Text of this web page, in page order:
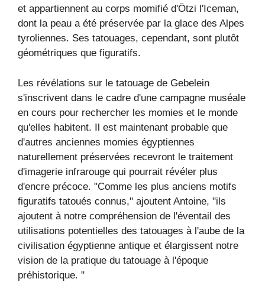
et appartiennent au corps momifié d'Ötzi l'Iceman,
dont la peau a été préservée par la glace des Alpes
tyroliennes. Ses tatouages, cependant, sont plutôt
géométriques que figuratifs.
Les révélations sur le tatouage de Gebelein
s'inscrivent dans le cadre d'une campagne muséale
en cours pour rechercher les momies et le monde
qu'elles habitent. Il est maintenant probable que
d'autres anciennes momies égyptiennes
naturellement préservées recevront le traitement
d'imagerie infrarouge qui pourrait révéler plus
d'encre précoce. "Comme les plus anciens motifs
figuratifs tatoués connus," ajoutent Antoine, "ils
ajoutent à notre compréhension de l'éventail des
utilisations potentielles des tatouages ​​à l'aube de la
civilisation égyptienne antique et élargissent notre
vision de la pratique du tatouage à l'époque
préhistorique. "